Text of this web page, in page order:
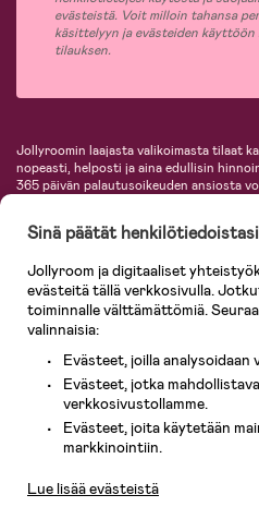
evästeistä. Voit milloin tahansa
käsittelyyn ja evästeiden
tilauksen.
Jollyroomin laajasta valikoimasta tilaat
nopeasti, helposti ja aina edullisin
365 päivän palautusoikeuden ansiosta
lastentarvikkeita sekä paljon muuta.
KidKraft, Ergobaby, Philips Avent,
Tervetuloa shoppailemaan
verkkokauppaan!
Sinä päätät henkilötiedoistasi
Jollyroom ja digitaaliset
evästeitä tällä verkkosivulla.
toiminnalle välttämättömiä.
valinnaisia:
Evästeet, joilla
Evästeet, jotka
verkkosivustollamme.
Evästeet, joita käytetään
markkinointiin.
Lue lisää evästeistä